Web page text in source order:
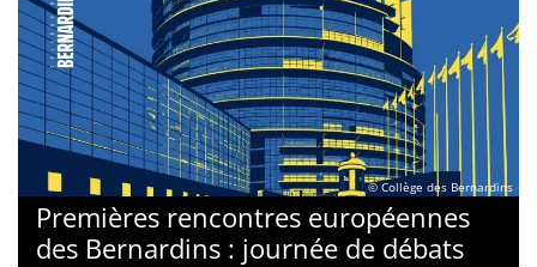
© Collège des Bernardins
Premières rencontres européennes
des Bernardins : journée de débats